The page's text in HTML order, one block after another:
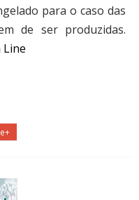
para o caso das
de ser produzidas.
Line